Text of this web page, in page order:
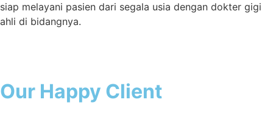
siap melayani pasien dari segala usia dengan dokter gigi
ahli di bidangnya.
Our Happy Client